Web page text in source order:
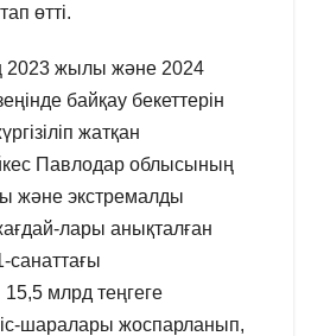
өтті.
2023 жылы және 2024
байқау бекеттерін
жатқан
Павлодар облысының
және экстремалды
лары анықталған
санаттағы
млрд теңгеге
іс-шаралары жоспарланып,